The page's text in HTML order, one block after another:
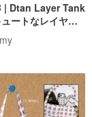
| Dtan Layer Tank
ートなレイヤー